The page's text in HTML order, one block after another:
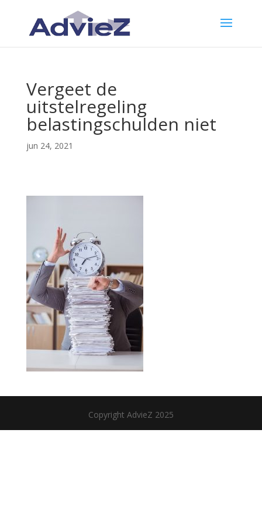
Vergeet de
uitstelregeling
belastingschulden niet
jun 24, 2021
Copyright AdvieZ 2025